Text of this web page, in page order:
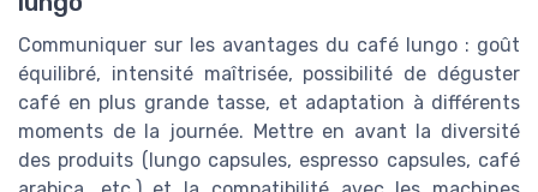
Communiquer sur les avantages du café lungo : goût
équilibré, intensité maîtrisée, possibilité de déguster
café en plus grande tasse, et adaptation à différents
moments de la journée. Mettre en avant la diversité
des produits (lungo capsules, espresso capsules, café